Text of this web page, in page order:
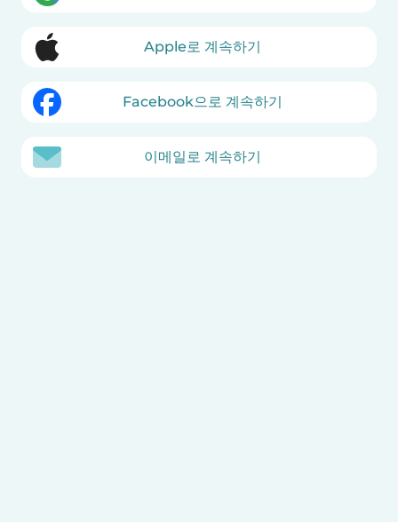
Apple로 계속하기
Facebook으로 계속하기
이메일로 계속하기